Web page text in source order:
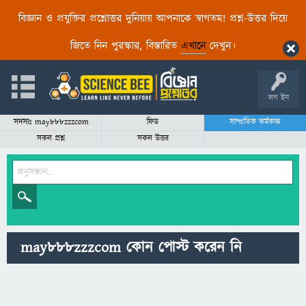
বিজ্ঞান ও প্রযুক্তির প্রশ্নোত্তর দুনিয়ায় আপনাকে স্বাগতম! প্রশ্ন-উত্তর দিয়ে
জিতে নিন পুরস্কার, বিস্তারিত এখানেদেখুন।
লগ ইন
সদস্যঃ may888zzzcom ফিড
সাম্প্রতিক কর্মকান্ড
সকল প্রশ্ন
সকল উত্তর
may888zzzcom কোন পোস্ট করেন নি